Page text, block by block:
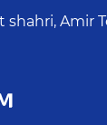
shahri, Amir